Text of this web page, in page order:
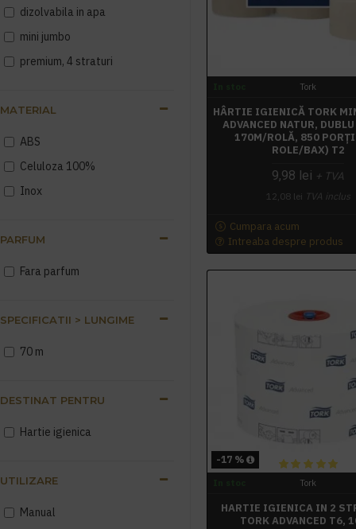
210 buc/ pachet 40 pachete/
bax
270
dizolvabila in apa
mini jumbo
premium, 4 straturi
MATERIAL
ABS
Celuloza 100%
Inox
PARFUM
Fara parfum
SPECIFICATII > LUNGIME
70 m
DESTINAT PENTRU
Hartie igienica
UTILIZARE
Manual
Tork
HÂRTIE IGIENICĂ TORK
ADVANCED NATUR,
170M/ROLĂ, 850
ROLE/BAX) T2
9,98 lei + TVA
12,08 lei TVA inclus
Cumpara acum
Intreaba despre produs
-17 %
Tork
HARTIE IGIENICA IN 2
TORK ADVANCED T6,